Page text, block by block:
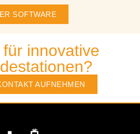
SOFTWARE
innovative
AUFNEHMEN